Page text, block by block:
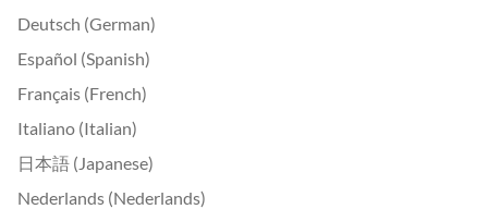
Deutsch (German)
Español (Spanish)
Français (French)
Italiano (Italian)
日本語 (Japanese)
Nederlands (Nederlands)